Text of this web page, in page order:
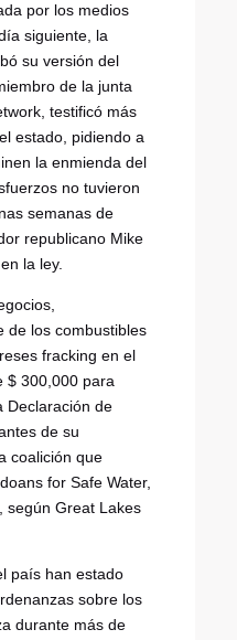
por los medios
siguiente, la
su versión del
de la junta
testificó más
estado, pidiendo a
la enmienda del
no tuvieron
semanas de
republicano Mike
la ley.
de los combustibles
fracking en el
$ 300,000 para
Declaración de
de su
coalición que
for Safe Water,
según Great Lakes
país han estado
sobre los
durante más de